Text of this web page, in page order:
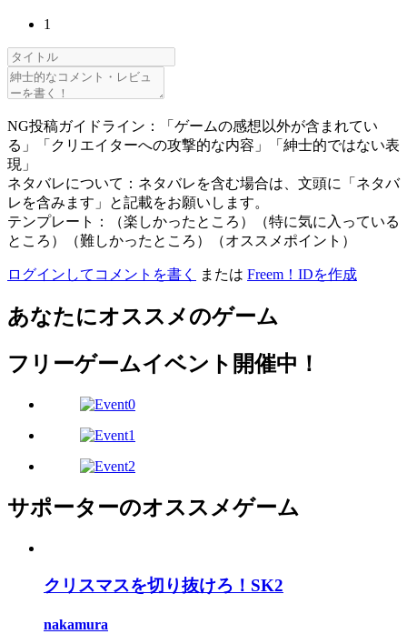
1
NG投稿ガイドライン：「ゲームの感想以外が含まれてい
る」「クリエイターへの攻撃的な内容」「紳士的ではない表
現」
ネタバレについて：ネタバレを含む場合は、文頭に「ネタバ
レを含みます」と記載をお願いします。
テンプレート：（楽しかったところ）（特に気に入っている
ところ）（難しかったところ）（オススメポイント）
ログインしてコメントを書く または Freem！IDを作成
あなたにオススメのゲーム
フリーゲームイベント開催中！
サポーターのオススメゲーム
クリスマスを切り抜けろ！SK2
nakamura